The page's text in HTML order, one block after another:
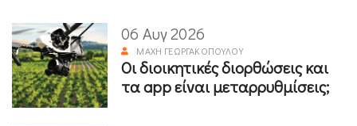
06 Αυγ 2026
ΜΆΧΗ ΓΕΩΡΓΑΚΟΠΟΎΛΟΥ
Οι διοικητικές διορθώσεις και
τα app είναι μεταρρυθμίσεις;